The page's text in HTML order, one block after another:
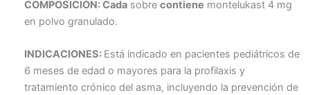
COMPOSICIÓN:Cada sobre contiene montelukast 4 mg
en polvo granulado.
INDICACIONES: Está indicado en pacientes pediátricos de
6 meses de edad o mayores para la profilaxis y
tratamiento crónico del asma, incluyendo la prevención de